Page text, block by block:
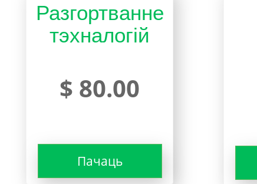
Разгортванне
тэхналогій
$ 80.00
Пачаць